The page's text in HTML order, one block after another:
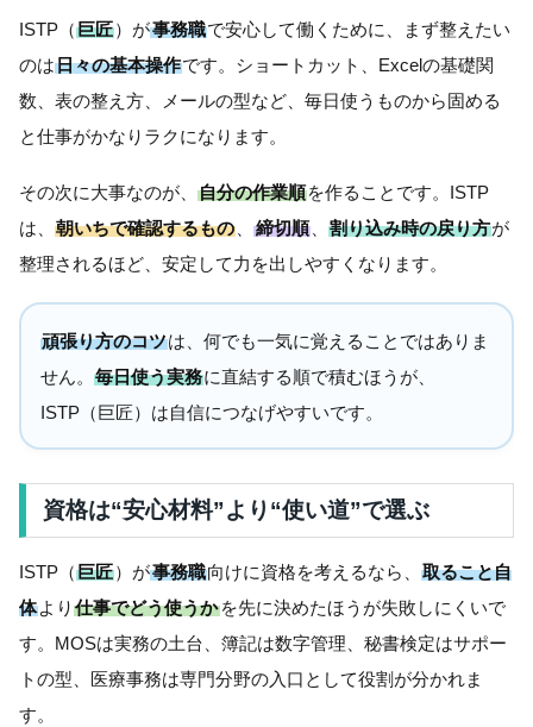
ISTP（巨匠）が事務職で安心して働くために、まず整えたい
のは日々の基本操作です。ショートカット、Excelの基礎関
数、表の整え方、メールの型など、毎日使うものから固める
と仕事がかなりラクになります。
その次に大事なのが、 自分の作業順を作ることです。ISTP
は、 朝いちで確認するもの 、締切順、 割り込み時の戻り方が
整理されるほど、安定して力を出しやすくなります。
頑張り方のコツは、何でも一気に覚えることではありま
せん。 毎日使う実務に直結する順で積むほうが、
ISTP（巨匠）は自信につなげやすいです。
資格は“安心材料”より“使い道”で選ぶ
ISTP（巨匠）が事務職向けに資格を考えるなら、 取ること自
体より仕事でどう使うかを先に決めたほうが失敗しにくいで
す。MOSは実務の土台、簿記は数字管理、秘書検定はサポー
トの型、医療事務は専門分野の入口として役割が分かれま
す。